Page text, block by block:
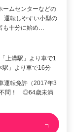
ームセンターなどの
運転しやすい小型の
も十分に始め…
上溝駅」より車で1
駅」より車で16分
運転免許（2017年3
問！ ◎64歳未満